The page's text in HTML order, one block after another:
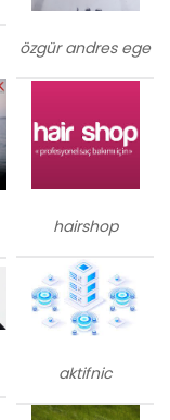
özgür andres ege
hairshop
aktifnic